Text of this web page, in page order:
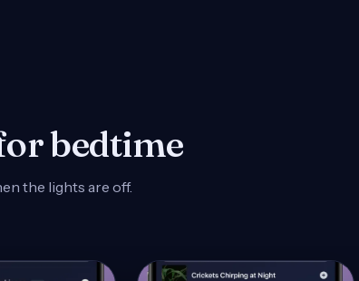
bedtime
the lights are off.